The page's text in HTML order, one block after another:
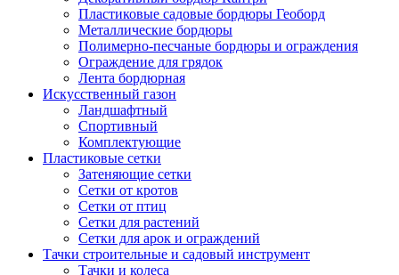
Пластиковые садовые бордюры Геоборд
Металлические бордюры
Полимерно-песчаные бордюры и ограждения
Ограждение для грядок
Лента бордюрная
Искусственный газон
Ландшафтный
Спортивный
Комплектующие
Пластиковые сетки
Затеняющие сетки
Сетки от кротов
Сетки от птиц
Сетки для растений
Сетки для арок и ограждений
Тачки строительные и садовый инструмент
Тачки и колеса